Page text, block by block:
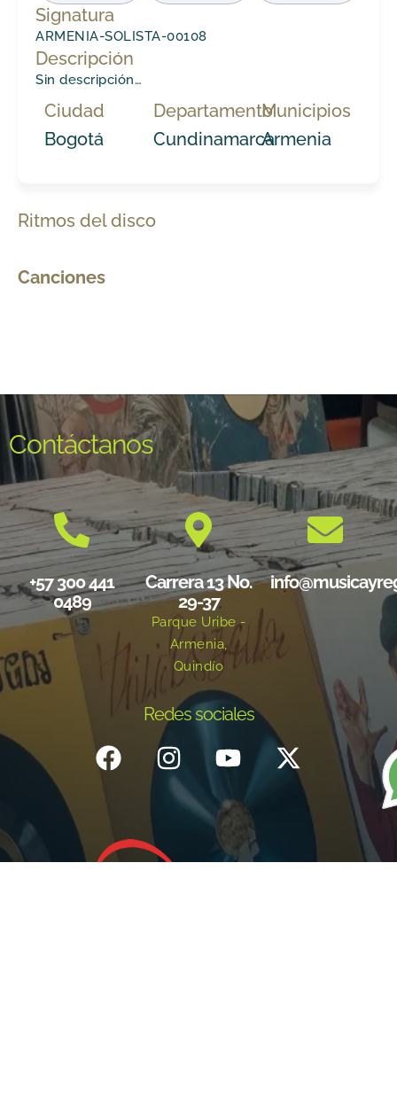
Signatura
ARMENIA-SOLISTA-00108
Descripción
Sin descripción…
Ciudad
Bogotá
Departamento
Cundinamarca
Municipios
Armenia
Ritmos del disco
Canciones
Contáctanos
+57 300 441
0489
Carrera 13 No.
29-37
Parque Uribe -
Armenia,
Quindío
Redes sociales